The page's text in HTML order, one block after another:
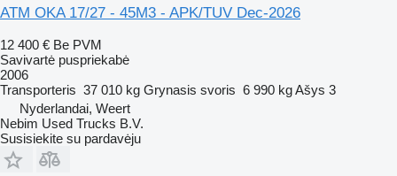
ATM OKA 17/27 - 45M3 - APK/TUV Dec-2026
12 400 € Be PVM
Savivartė puspriekabė
2006
Transporteris 37 010 kg Grynasis svoris 6 990 kgAšys 3
Nyderlandai, Weert
Nebim Used Trucks B.V.
Susisiekite su pardavėju